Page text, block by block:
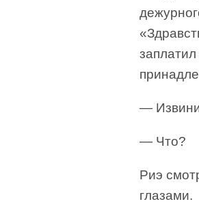
—
— Что?
Риэ
глазами.